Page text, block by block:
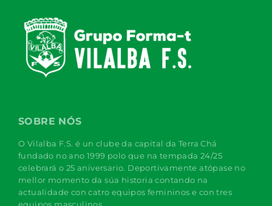
SOBRE NÓS
O Vilalba F.S. é un clube da capital da Terra Chá
fundado no ano 1999 polo que na tempada 24/25
celebrará o 25 aniversario. Deportivamente atópase no
mellor momento da súa historia contando na
actualidade con catro equipos femininos e con tres
equipos masculinos.